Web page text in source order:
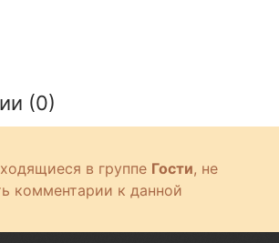
(0)
в группе Гости, не
комментарии к данной